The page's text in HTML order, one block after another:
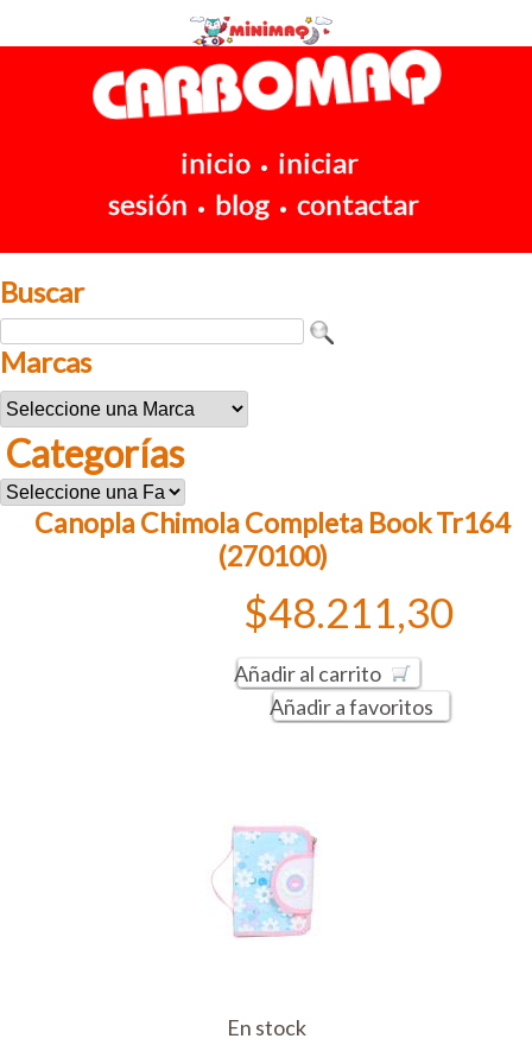
inicio • iniciar
sesión • blog • contactar
Buscar
Marcas
Categorías
Canopla Chimola Completa Book Tr164
(270100)
$48.211,30
Añadir al carrito
Añadir a favoritos
En stock